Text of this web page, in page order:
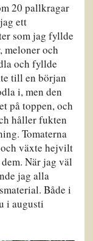
20 pallkragar
ett
som jag fyllde
meloner och
och fyllde
till en början
i, men den
på toppen, och
håller fukten
Tomaterna
växte hejvilt
När jag väl
jag alla
Både i
i augusti